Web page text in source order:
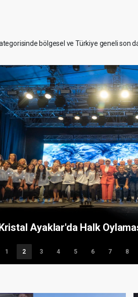
bölgesel ve Türkiye geneli son
İş Birliği Platformu
"Milletimizin Destansı
1 2 3 4 5 6 7 8